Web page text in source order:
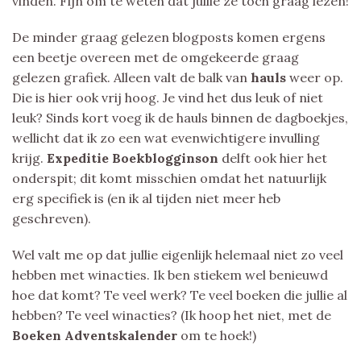
De minder graag gelezen blogposts komen ergens
een beetje overeen met de omgekeerde graag
gelezen grafiek. Alleen valt de balk van hauls weer op.
Die is hier ook vrij hoog. Je vind het dus leuk of niet
leuk? Sinds kort voeg ik de hauls binnen de dagboekjes,
wellicht dat ik zo een wat evenwichtigere invulling
krijg. Expeditie Boekblogginson delft ook hier het
onderspit; dit komt misschien omdat het natuurlijk
erg specifiek is (en ik al tijden niet meer heb
geschreven).
Wel valt me op dat jullie eigenlijk helemaal niet zo veel
hebben met winacties. Ik ben stiekem wel benieuwd
hoe dat komt? Te veel werk? Te veel boeken die jullie al
hebben? Te veel winacties? (Ik hoop het niet, met de
Boeken Adventskalender om te hoek!)